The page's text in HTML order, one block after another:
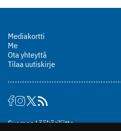
Mediakortti
Me
Ota yhteyttä
Tilaa uutiskirje
Suomen Lääkäriliitto